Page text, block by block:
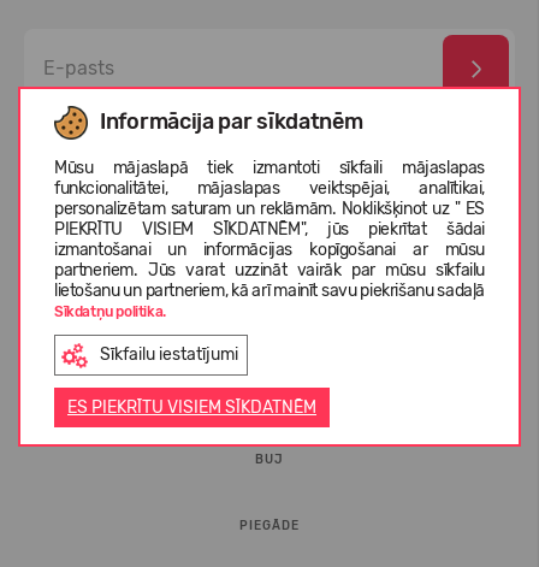
Informācija par sīkdatnēm
Mūsu mājaslapā tiek izmantoti sīkfaili mājaslapas
funkcionalitātei, mājaslapas veiktspējai, analītikai,
personalizētam saturam un reklāmām. Noklikšķinot uz " ES
PIEKRĪTU VISIEM SĪKDATNĒM", jūs piekrītat šādai
izmantošanai un informācijas kopīgošanai ar mūsu
partneriem. Jūs varat uzzināt vairāk par mūsu sīkfailu
lietošanu un partneriem, kā arī mainīt savu piekrišanu sadaļā
Sīkdatņu politika.
Sīkfailu iestatījumi
ES PIEKRĪTU VISIEM SĪKDATNĒM
Esmu izlasījis un piekrītuprivātuma politika
datu aizsardzības noteikumi
BUJ
PIEGĀDE